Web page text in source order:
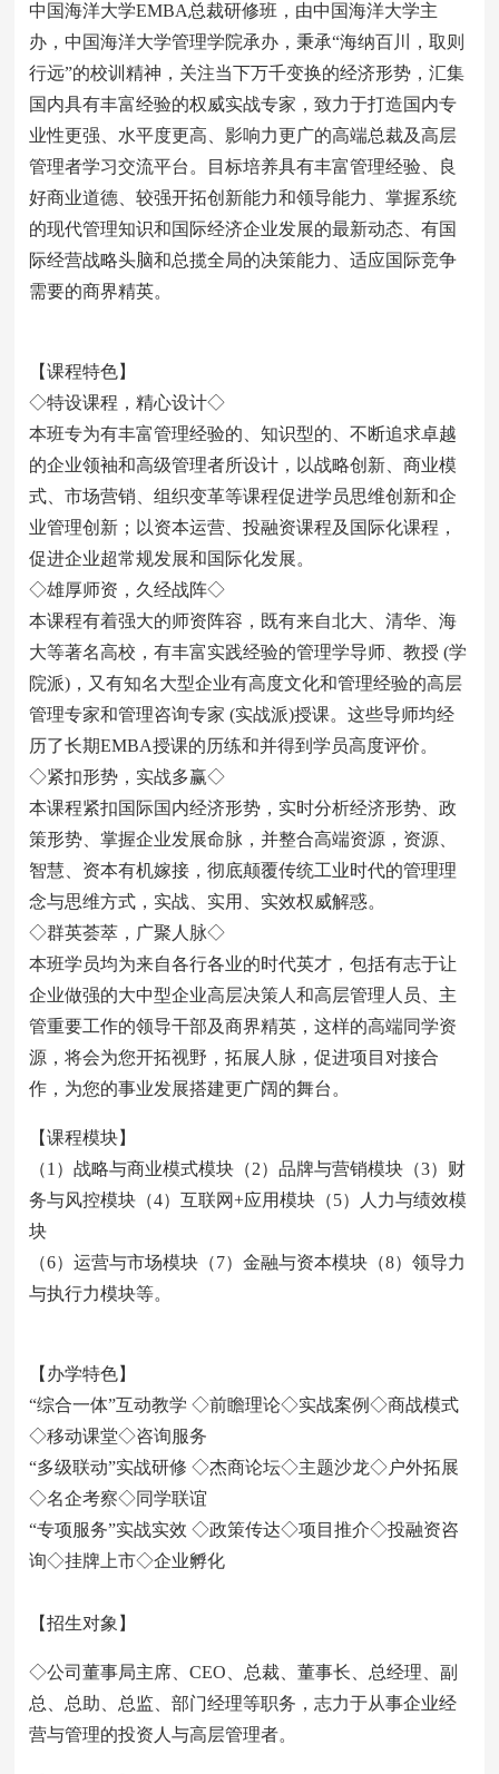
中国海洋大学EMBA总裁研修班，由中国海洋大学主
办，中国海洋大学管理学院承办，秉承“海纳百川，取则
行远”的校训精神，关注当下万千变换的经济形势，汇集
国内具有丰富经验的权威实战专家，致力于打造国内专
业性更强、水平度更高、影响力更广的高端总裁及高层
管理者学习交流平台。目标培养具有丰富管理经验、良
好商业道德、较强开拓创新能力和领导能力、掌握系统
的现代管理知识和国际经济企业发展的最新动态、有国
际经营战略头脑和总揽全局的决策能力、适应国际竞争
需要的商界精英。
【课程特色】
◇特设课程，精心设计◇
本班专为有丰富管理经验的、知识型的、不断追求卓越
的企业领袖和高级管理者所设计，以战略创新、商业模
式、市场营销、组织变革等课程促进学员思维创新和企
业管理创新；以资本运营、投融资课程及国际化课程，
促进企业超常规发展和国际化发展。
◇雄厚师资，久经战阵◇
本课程有着强大的师资阵容，既有来自北大、清华、海
大等著名高校，有丰富实践经验的管理学导师、教授 (学
院派)，又有知名大型企业有高度文化和管理经验的高层
管理专家和管理咨询专家 (实战派)授课。这些导师均经
历了长期EMBA授课的历练和并得到学员高度评价。
◇紧扣形势，实战多赢◇
本课程紧扣国际国内经济形势，实时分析经济形势、政
策形势、掌握企业发展命脉，并整合高端资源，资源、
智慧、资本有机嫁接，彻底颠覆传统工业时代的管理理
念与思维方式，实战、实用、实效权威解惑。
◇群英荟萃，广聚人脉◇
本班学员均为来自各行各业的时代英才，包括有志于让
企业做强的大中型企业高层决策人和高层管理人员、主
管重要工作的领导干部及商界精英，这样的高端同学资
源，将会为您开拓视野，拓展人脉，促进项目对接合
作，为您的事业发展搭建更广阔的舞台。
【课程模块】
（1）战略与商业模式模块（2）品牌与营销模块（3）财
务与风控模块（4）互联网+应用模块（5）人力与绩效模
块
（6）运营与市场模块（7）金融与资本模块（8）领导力
与执行力模块等。
【办学特色】
“综合一体”互动教学 ◇前瞻理论◇实战案例◇商战模式
◇移动课堂◇咨询服务
“多级联动”实战研修 ◇杰商论坛◇主题沙龙◇户外拓展
◇名企考察◇同学联谊
“专项服务”实战实效 ◇政策传达◇项目推介◇投融资咨
询◇挂牌上市◇企业孵化
【招生对象】
◇公司董事局主席、CEO、总裁、董事长、总经理、副
总、总助、总监、部门经理等职务，志力于从事企业经
营与管理的投资人与高层管理者。